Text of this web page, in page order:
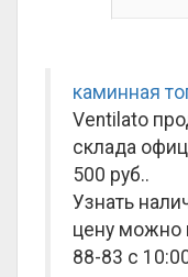
каминная
Ventilato
склада
500 руб..
Узнать
цену можно
88-83 с